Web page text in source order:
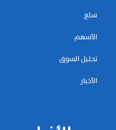
سلع
الأسهم
تحليل السوق
الأخبار